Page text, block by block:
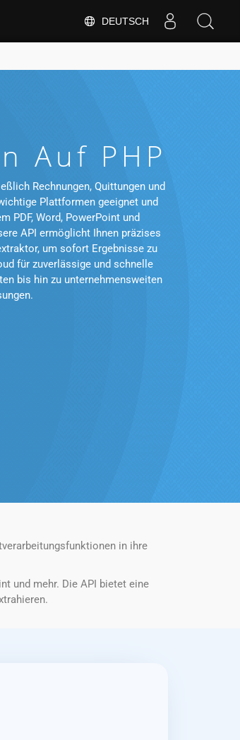
DEUTSCH
Auf PHP
Rechnungen, Quittungen und
Plattformen geeignet und
PDF, Word, PowerPoint und
API ermöglicht Ihnen präzises
um sofort Ergebnisse zu
für zuverlässige und schnelle
bis hin zu unternehmensweiten
in ihre
und mehr. Die API bietet eine